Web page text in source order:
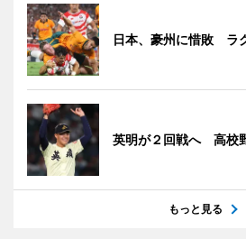
日本、豪州に惜敗 ラ
英明が２回戦へ 高校
もっと見る